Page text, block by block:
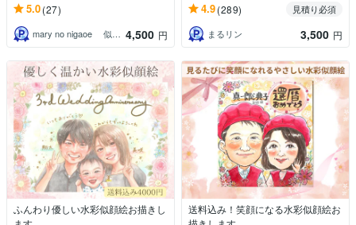
5.0(27)
mary no nigaoe 似顔絵 4,500 円
4.9(289)
見積り必須
まるリン
3,500 円
ふんわり優しい水彩似顔絵お描きし
送料込み！笑顔になる水彩似顔絵お